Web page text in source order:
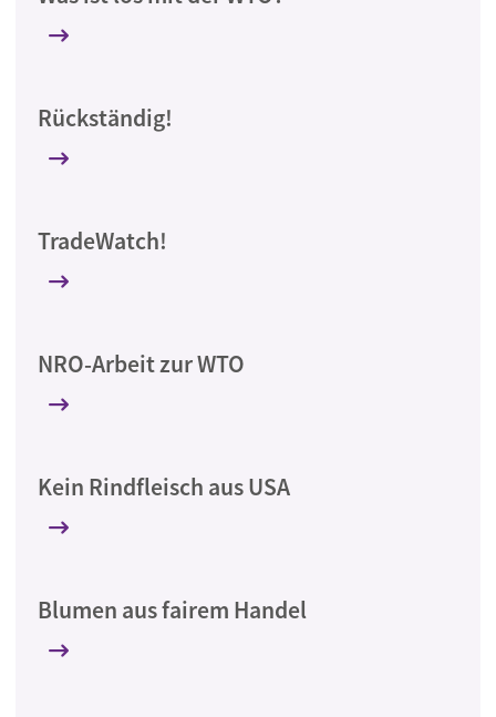
Rückständig!
TradeWatch!
NRO-Arbeit zur WTO
Kein Rindfleisch aus USA
Blumen aus fairem Handel